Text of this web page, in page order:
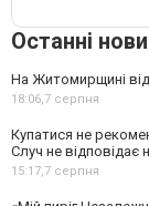
Останні
На Житомирщині
18:06, 7 серпня
Купатися не
Случ не відповідає
15:17, 7 серпня